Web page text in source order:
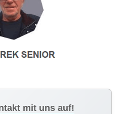
mit uns auf!